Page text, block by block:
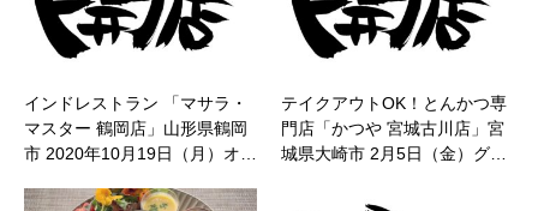
インドレストラン 「マサラ・
マスター 鶴岡店」山形県鶴岡
市 2020年10月19日（月）オ…
テイクアウトOK！とんかつ専
門店「かつや 宮城古川店」宮
城県大崎市 2月5日（金）グ…